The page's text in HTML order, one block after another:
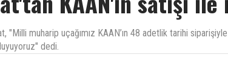
"Milli muharip uçağımız KAAN’ın 48 adetlik tarihi
dedi.